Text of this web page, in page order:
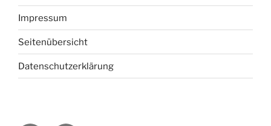
Impressum
Seitenübersicht
Datenschutzerklärung